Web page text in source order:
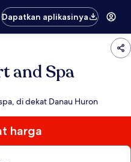
Dapatkan aplikasinya
and Spa
di dekat Danau Huron
harga